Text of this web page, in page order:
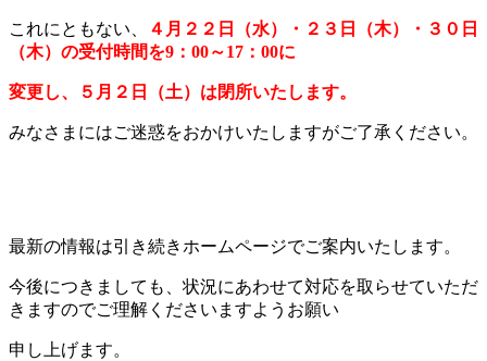
これにともない、
４月２２日（水）・２３日（木）・３０日
（木）の受付時間を9：00～17：00に
変更し、５月２日 （土）は閉所いたします。
みなさまにはご迷惑をおかけいたしますがご了承ください。
最新の情報は引き続きホームページでご案内いたします。
今後につきましても、状況にあわせて対応を取らせていただ
きますのでご理解くださいますようお願い
申し上げます。